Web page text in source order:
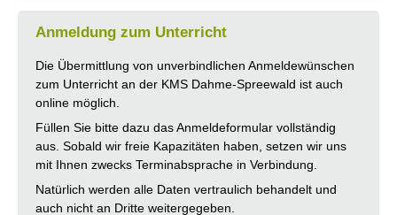
Anmeldung zum Unterricht
Die Übermittlung von unverbindlichen Anmeldewünschen
zum Unterricht an der KMS Dahme-Spreewald ist auch
online möglich.
Füllen Sie bitte dazu das Anmeldeformular vollständig
aus. Sobald wir freie Kapazitäten haben, setzen wir uns
mit Ihnen zwecks Terminabsprache in Verbindung.
Natürlich werden alle Daten vertraulich behandelt und
auch nicht an Dritte weitergegeben.